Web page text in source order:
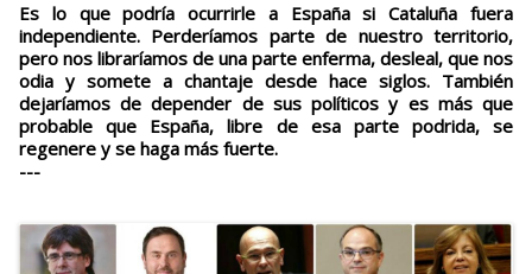
Es lo que podría ocurrirle a España si Cataluña fuera
independiente. Perderíamos parte de nuestro territorio,
pero nos libraríamos de una parte enferma, desleal, que nos
odia y somete a chantaje desde hace siglos. También
dejaríamos de depender de sus políticos y es más que
probable que España, libre de esa parte podrida, se
regenere y se haga más fuerte.
---